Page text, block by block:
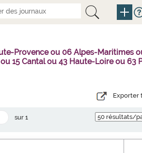
Provence ou 06 Alpes-Maritimes
15 Cantal ou 43 Haute-Loire ou 63
Exporter
sur 1